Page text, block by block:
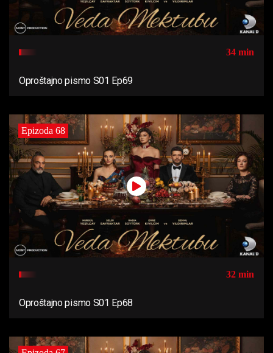
34 min
Oproštajno pismo S01 Ep69
Epizoda 68
32 min
Oproštajno pismo S01 Ep68